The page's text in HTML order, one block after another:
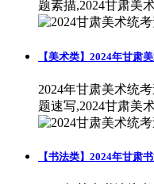
题素描,2024甘肃美
【美术类】2024年甘肃
2024年甘肃美术统
题速写,2024甘肃美
【书法类】2024年甘肃